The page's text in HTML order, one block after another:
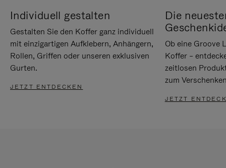
Individuell gestalten
Gestalten Sie den Koffer ganz individuell
mit einzigartigen Aufklebern, Anhängern,
Rollen, Griffen oder unseren exklusiven
Gurten.
JETZT ENTDECKEN
Die
Ob eine Groove
Koffer –
zeitlosen
zum
JETZT